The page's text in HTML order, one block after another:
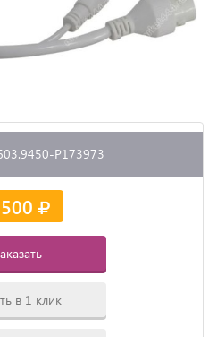
P173973
в 1 клик